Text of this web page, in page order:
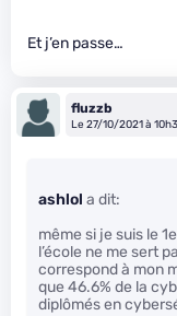
Et j’en passe…
fluzzb
Le 27/10/2021 à
ashlol a dit:
même si je suis le
l’école ne me sert
correspond à mon
que 46.6% de la
diplômés en